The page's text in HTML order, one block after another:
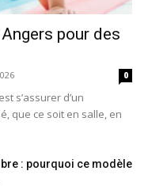
pour des
0
s’assurer d’un
que ce soit en salle, en
: pourquoi ce modèle